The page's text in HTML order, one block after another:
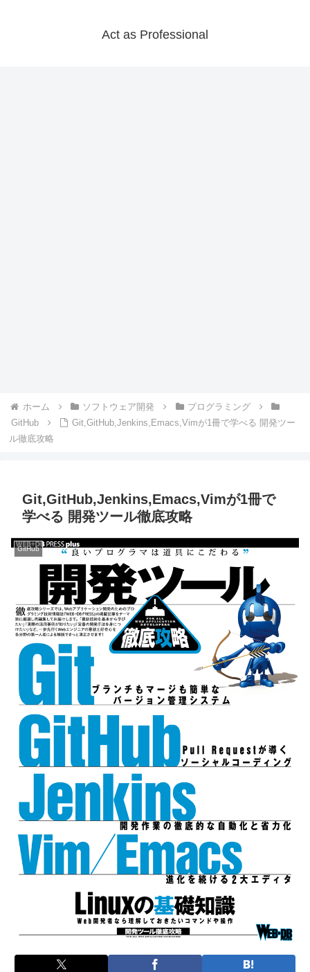
Act as Professional
ホーム ソフトウェア開発
プログラミング
GitHub
Git,GitHub,Jenkins,Emacs,Vimが1冊で学べる 開発ツー
ル徹底攻略
Git,GitHub,Jenkins,Emacs,Vimが1冊で
学べる 開発ツール徹底攻略
GitHub